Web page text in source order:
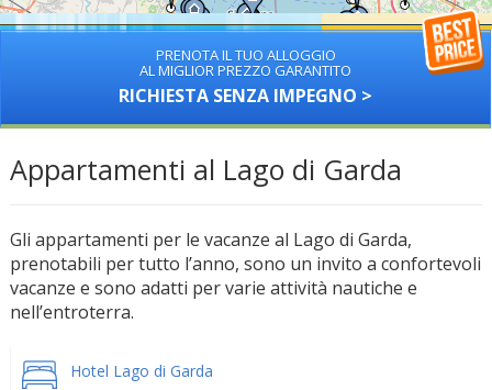
PRENOTA IL TUO ALLOGGIO
AL MIGLIOR PREZZO GARANTITO
RICHIESTA SENZA IMPEGNO >
Appartamenti al Lago di Garda
Gli appartamenti per le vacanze al Lago di Garda,
prenotabili per tutto l’anno, sono un invito a confortevoli
vacanze e sono adatti per varie attività nautiche e
nell’entroterra.
Hotel Lago di Garda